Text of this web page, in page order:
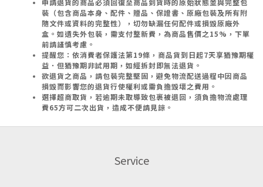
裝（包含商品本身、配件、贈品、保證書、原廠包裝及所有附
隨文件或資料的完整性），切勿缺漏任何配件或損毀原廠外
盒。如遺失外包裝，需支付整新費，為商品售價之15%，下單
前請謹慎考慮。
提醒您：依消費者保護法第19條，商品貨到日起7天享猶豫期權
益．但猶豫期非試用期，如經拆封即無法退貨。
欲退貨之商品，請包裝完整堅固，避免物流配送過程中因商品
損毀而影響您的退貨行使權利或需負擔毀壞之費用。
選擇超商取貨，若逾期未取導致包裹被退回，須負擔物流處理
費65方可二次出貨，造成不便請見諒。
Service